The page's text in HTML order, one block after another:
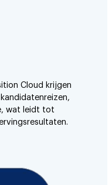
Cloud krijgen
wat leidt tot